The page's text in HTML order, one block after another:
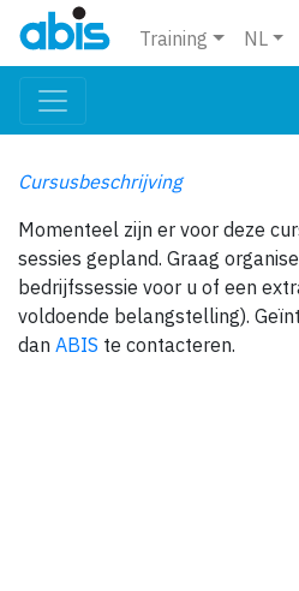
Training NL
Cursusbeschrijving
Momenteel zijn er voor deze
sessies gepland. Graag
bedrijfssessie voor u of een
voldoende belangstelling).
dan ABIS te contacteren.